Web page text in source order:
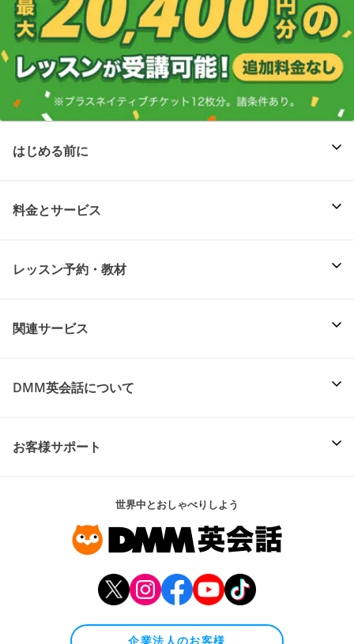
はじめる前に
料金とサービス
レッスン予約・教材
関連サービス
DMM英会話について
お客様サポート
世界中とおしゃべりしよう
企業法人のお客様